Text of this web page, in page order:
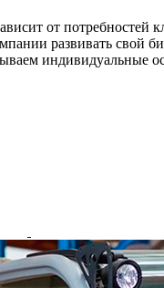
от потребностей
развивать свой
индивидуальные